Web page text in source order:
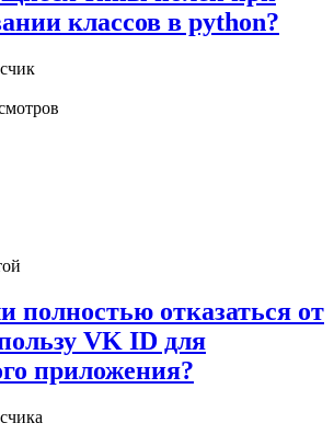
классов в python?
полностью отказаться от
VK ID для
приложения?